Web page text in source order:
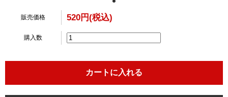
販売価格 520円(税込)
購入数